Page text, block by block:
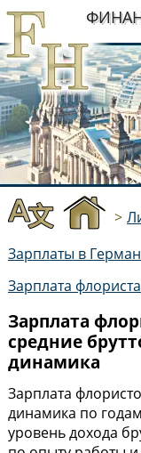
>
Зарплаты в
Зарплата флориста
Зарплата
средние
динамика
Зарплата
динамика по
уровень дохода